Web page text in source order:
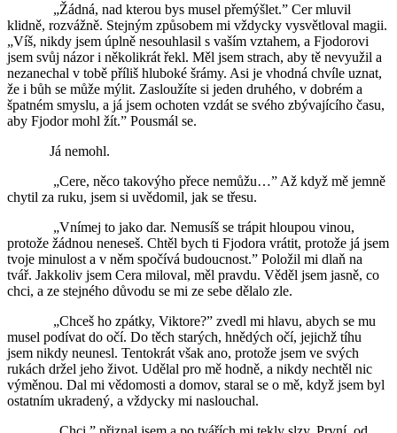
„Žádná, nad kterou bys musel přemýšlet.” Cer mluvil
klidně, rozvážně. Stejným způsobem mi vždycky vysvětloval magii.
„Víš, nikdy jsem úplně nesouhlasil s vaším vztahem, a Fjodorovi
jsem svůj názor i několikrát řekl. Měl jsem strach, aby tě nevyužil a
nezanechal v tobě příliš hluboké šrámy. Asi je vhodná chvíle uznat,
že i bůh se může mýlit. Zasloužíte si jeden druhého, v dobrém a
špatném smyslu, a já jsem ochoten vzdát se svého zbývajícího času,
aby Fjodor mohl žít.” Pousmál se.
Já nemohl.
„Cere, něco takovýho přece nemůžu…” Až když mě jemně
chytil za ruku, jsem si uvědomil, jak se třesu.
„Vnímej to jako dar. Nemusíš se trápit hloupou vinou,
protože žádnou neneseš. Chtěl bych ti Fjodora vrátit, protože já jsem
tvoje minulost a v něm spočívá budoucnost.” Položil mi dlaň na
tvář. Jakkoliv jsem Cera miloval, měl pravdu. Věděl jsem jasně, co
chci, a ze stejného důvodu se mi ze sebe dělalo zle.
„Chceš ho zpátky, Viktore?” zvedl mi hlavu, abych se mu
musel podívat do očí. Do těch starých, hnědých očí, jejichž tíhu
jsem nikdy neunesl. Tentokrát však ano, protože jsem ve svých
rukách držel jeho život. Udělal pro mě hodně, a nikdy nechtěl nic
výměnou. Dal mi vědomosti a domov, staral se o mě, když jsem byl
ostatním ukradený, a vždycky mi naslouchal.